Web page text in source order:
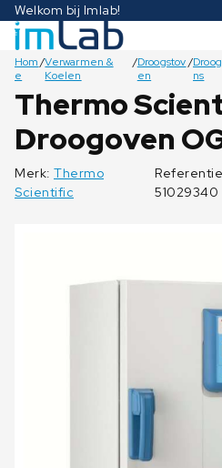
Welkom bij Imlab!
Hom
e
/Verwarmen &
Koelen
/Droogstov
en
/
ns
Thermo
Droogoven
Merk: Thermo
Scientific
51029340